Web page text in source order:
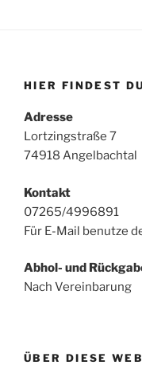
HIER FINDEST
Adresse
Lortzingstraße 7
74918 Angelbachtal
Kontakt
07265/4996891
Für E-Mail benutze
Abhol- und
Nach Vereinbarung
ÜBER DIESE